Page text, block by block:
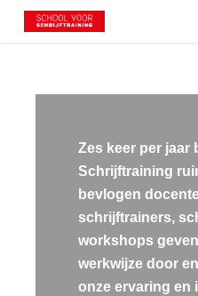
Zes keer per jaar
Schrijftraining
bevlogen
schrijftrainers,
workshops
werkwijze door
onze ervaring en